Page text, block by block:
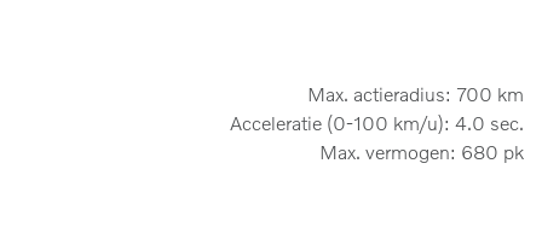
Max. actieradius: 700 km
Acceleratie (0-100 km/u): 4.0 sec.
Max. vermogen: 680 pk